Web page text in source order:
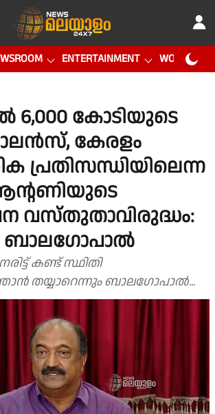
ENTERTAINMENT WORLD CUP
6,000 കോടിയുടെ
കേരളം
പ്രതിസന്ധിയിലെന്ന
വസ്തുതാവിരുദ്ധം:
കണ്ട് സ്ഥിതി
തയ്യാറെന്നും ബാലഗോപാൽ...